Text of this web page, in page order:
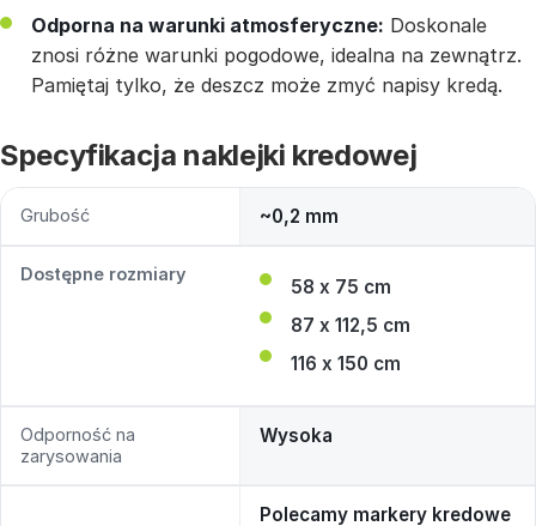
Odporna na warunki atmosferyczne: Doskonale
znosi różne warunki pogodowe, idealna na zewnątrz.
Pamiętaj tylko, że deszcz może zmyć napisy kredą.
Specyfikacja naklejki kredowej
Grubość ~0,2 mm
Dostępne rozmiary
58 x 75 cm
87 x 112,5 cm
116 x 150 cm
Odporność na
zarysowania
Wysoka
Polecamy markery kredowe